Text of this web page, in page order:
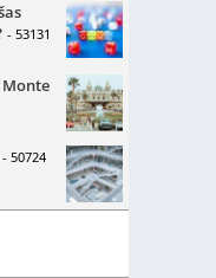
- 53131
- 50724